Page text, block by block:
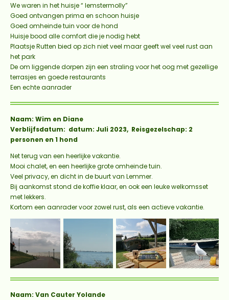
We waren in het huisje “ lemstermolly”
Goed ontvangen prima en schoon huisje
Goed omheinde tuin voor de hond
Huisje bood alle comfort die je nodig hebt
Plaatsje Rutten bied op zich niet veel maar geeft wel veel rust aan
het park
De om liggende dorpen zijn een straling voor het oog met gezellige
terrasjes en goede restaurants
Een echte aanrader
Naam: Wim en Diane
Verblijfsdatum: datum: Juli 2023, Reisgezelschap: 2
personen en 1 hond
Net terug van een heerlijke vakantie.
Mooi chalet, en een heerlijke grote omheinde tuin.
Veel privacy, en dicht in de buurt van Lemmer.
Bij aankomst stond de koffie klaar, en ook een leuke welkomsset
met lekkers.
Kortom een aanrader voor zowel rust, als een actieve vakantie.
Naam: Van Cauter Yolande